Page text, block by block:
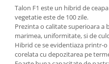
Podele hidraulice & Presa de
& Truse reparatii caroserie
Cabluri si incarcatoare
Echipamente de ridicat
Chinga ancorare
Talon F1 este un hibrid de
vegetatie este de 100 zile.
Prezinta o calitate superioara
marimea, uniformitate, si de
Hibrid ce se evidentiaza printr-
corelata cu depozitarea pe